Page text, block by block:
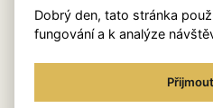
Blog
Dobrý den, tato stránka
fungování a k analýze